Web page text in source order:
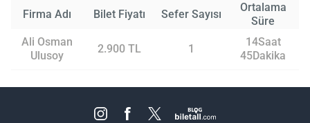
Firma Adı Bilet Fiyatı Sefer Sayısı
Ortalama
Süre
Ali Osman
Ulusoy
2.900 TL 1
14Saat
45Dakika